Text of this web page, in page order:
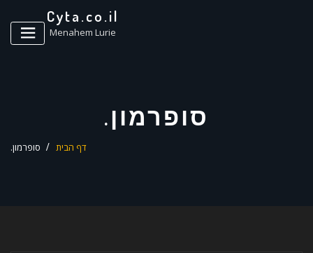
Cyta.co.il
Menahem Lurie
סופרמון.
דף הבית סופרמון.